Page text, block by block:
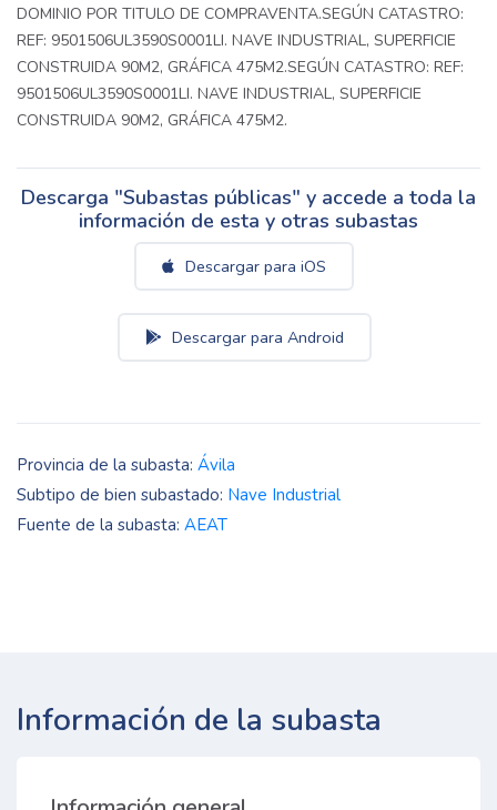
DOMINIO POR TITULO DE COMPRAVENTA.SEGÚN CATASTRO:
REF: 9501506UL3590S0001LI. NAVE INDUSTRIAL, SUPERFICIE
CONSTRUIDA 90M2, GRÁFICA 475M2.SEGÚN CATASTRO: REF:
9501506UL3590S0001LI. NAVE INDUSTRIAL, SUPERFICIE
CONSTRUIDA 90M2, GRÁFICA 475M2.
Descarga "Subastas públicas" y accede a toda la
información de esta y otras subastas
Descargar para iOS
Descargar para Android
Provincia de la subasta: Ávila
Subtipo de bien subastado: Nave Industrial
Fuente de la subasta: AEAT
Información de la subasta